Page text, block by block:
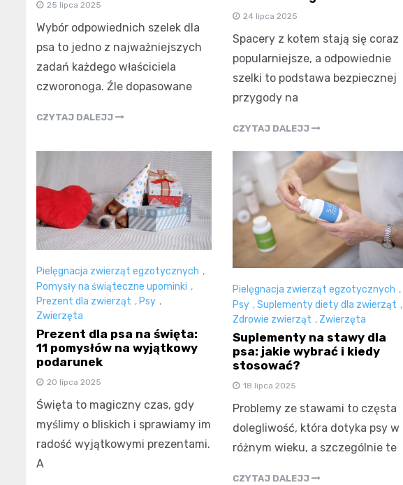
25 lipca 2025
Wybór odpowiednich szelek dla
psa to jedno z najważniejszych
zadań każdego właściciela
czworonoga. Źle dopasowane
CZYTAJ DALEJJ
24 lipca 2025
Spacery z kotem stają się coraz
popularniejsze, a odpowiednie
szelki to podstawa bezpiecznej
przygody na
CZYTAJ DALEJJ
Pielęgnacja zwierząt egzotycznych ,
Pomysły na świąteczne upominki ,
Prezent dla zwierząt , Psy ,
Zwierzęta
Prezent dla psa na święta:
11 pomysłów na wyjątkowy
podarunek
20 lipca 2025
Święta to magiczny czas, gdy
myślimy o bliskich i sprawiamy im
radość wyjątkowymi prezentami.
A
Pielęgnacja zwierząt egzotycznych ,
Psy ,Suplementy diety dla zwierząt ,
Zdrowie zwierząt , Zwierzęta
Suplementy na stawy dla
psa: jakie wybrać i kiedy
stosować?
18 lipca 2025
Problemy ze stawami to częsta
dolegliwość, która dotyka psy w
różnym wieku, a szczególnie te
CZYTAJ DALEJJ